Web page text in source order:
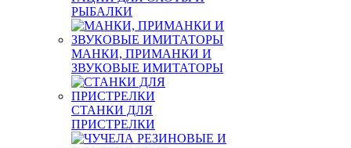
РЫБАЛКИ
МАНКИ, ПРИМАНКИ И
ЗВУКОВЫЕ ИМИТАТОРЫ
СТАНКИ ДЛЯ
ПРИСТРЕЛКИ